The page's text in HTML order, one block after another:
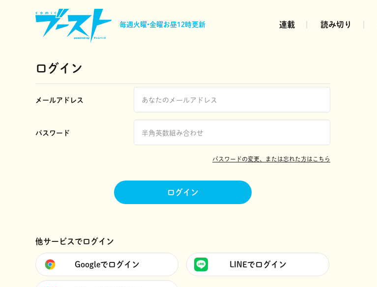
毎週火曜•金曜お昼12時更新 連載 読み切り
ログイン
メールアドレス
パスワード
パスワードの変更、または忘れた方はこちら
ログイン
他サービスでログイン
Googleでログイン LINEでログイン